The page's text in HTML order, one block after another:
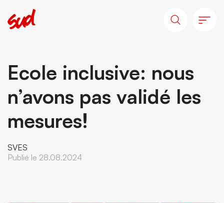
Ecole inclusive: nous
n’avons pas validé les
mesures!
SVES
Publié le 28.08.2024